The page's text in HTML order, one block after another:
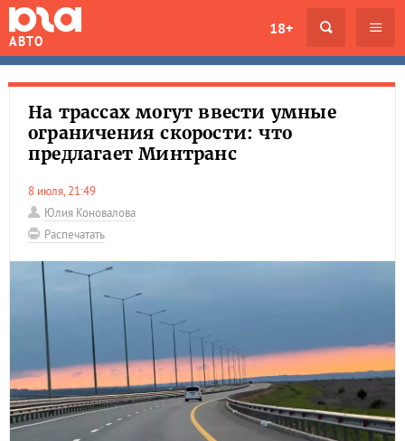
АВТО
18+
На трассах могут ввести умные
ограничения скорости: что
предлагает Минтранс
8 июля, 21:49
Юлия Коновалова
Распечатать